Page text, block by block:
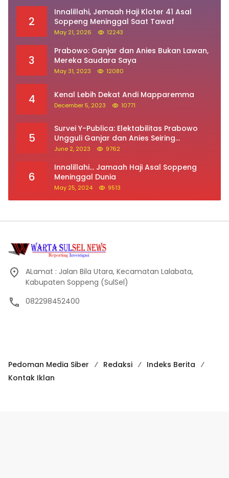
3
Mereka Saudara Saya
May 31, 2023 12080
4 Kenal Lebih Dekat Andi Mapparemma
December 5, 2023 10771
5
Ungguli Ganjar dan Anies Seiring
Kepuasan Terhadap Jokowi Naik
June 2, 2023 9762
6
Meninggal Dunia
May 25, 2024 9513
082298452400